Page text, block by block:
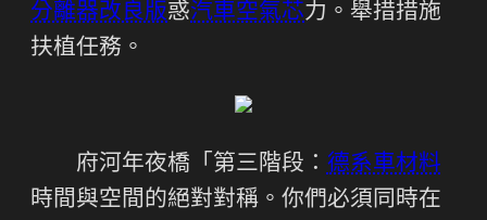
分離器改良版惑汽車空氣芯力。舉措措施
扶植任務。
府河年夜橋「第三階段： 德系車材料
時間與空間的絕對對稱。你們必須同時在